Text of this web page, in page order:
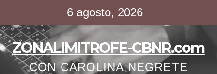
contenido
6 agosto, 2026
ZONALIMITROFE-CBNR.com
CON CAROLINA NEGRETE